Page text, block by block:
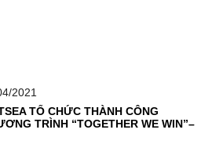
2021
TỔ CHỨC THÀNH CÔNG
TRÌNH “TOGETHER WE WIN”–